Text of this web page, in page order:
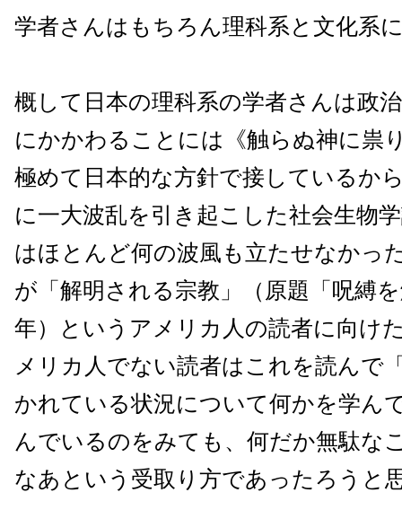
学者さんはもちろん理科系と文化系
概して日本の理科系の学者さんは政
にかかわることには《触らぬ神に祟
極めて日本的な方針で接しているか
に一大波乱を引き起こした社会生物
はほとんど何の波風も立たせなかっ
が「解明される宗教」（原題「呪縛
年）というアメリカ人の読者に向け
メリカ人でない読者はこれを読んで
かれている状況について何かを学ん
んでいるのをみても、何だか無駄な
なあという受取り方であったろうと